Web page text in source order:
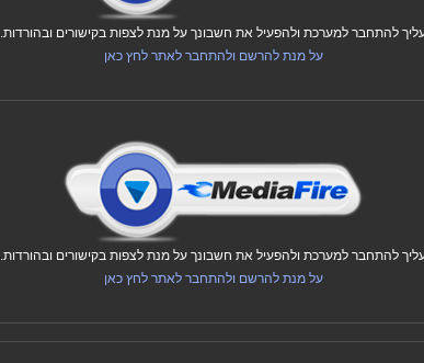
להתחבר למערכת ולהפעיל את חשבונך על מנת לצפות בקישורים ובהורדות.
על מנת להרשם ולהתחבר לאתר לחץ כאן
להתחבר למערכת ולהפעיל את חשבונך על מנת לצפות בקישורים ובהורדות.
על מנת להרשם ולהתחבר לאתר לחץ כאן